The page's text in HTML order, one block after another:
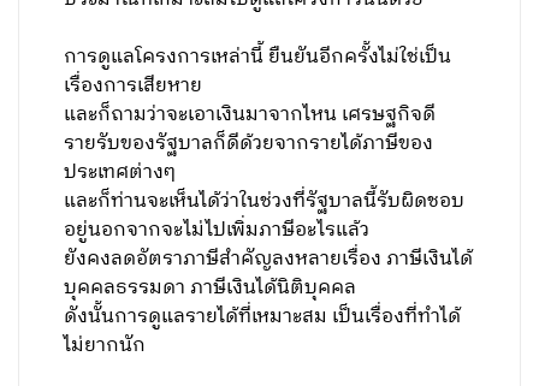
การดูแลโครงการเหล่านี้ ยืนยันอีกครั้งไม่ใช่เป็น
เรื่องการเสียหาย
และก็ถามว่าจะเอาเงินมาจากไหน เศรษฐกิจดี
รายรับของรัฐบาลก็ดีด้วยจากรายได้ภาษีของ
ประเทศต่างๆ
และก็ท่านจะเห็นได้ว่าในช่วงที่รัฐบาลนี้รับผิดชอบ
อยู่นอกจากจะไม่ไปเพิ่มภาษีอะไรแล้ว
ยังคงลดอัตราภาษีสำคัญลงหลายเรื่อง ภาษีเงินได้
บุคคลธรรมดา ภาษีเงินได้นิติบุคคล
ดังนั้นการดูแลรายได้ที่เหมาะสม เป็นเรื่องที่ทำได้
ไม่ยากนัก